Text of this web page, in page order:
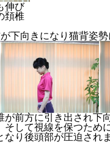
伸び
頚椎
下向きになり猫背姿
前方に引き出され下
そして視線を保つため
り後頭部が圧迫されま